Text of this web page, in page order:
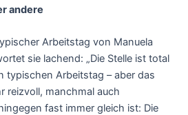
andere
Arbeitstag von Manuela
sie lachend: „Die Stelle ist total
typischen Arbeitstag – aber das
reizvoll, manchmal auch
fast immer gleich ist: Die